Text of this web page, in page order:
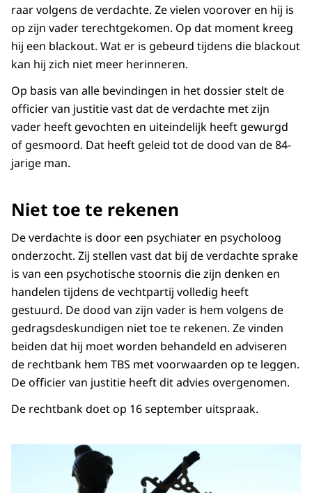
raar volgens de verdachte. Ze vielen voorover en hij is
op zijn vader terechtgekomen. Op dat moment kreeg
hij een blackout. Wat er is gebeurd tijdens die blackout
kan hij zich niet meer herinneren.
Op basis van alle bevindingen in het dossier stelt de
officier van justitie vast dat de verdachte met zijn
vader heeft gevochten en uiteindelijk heeft gewurgd
of gesmoord. Dat heeft geleid tot de dood van de 84-
jarige man.
Niet toe te rekenen
De verdachte is door een psychiater en psycholoog
onderzocht. Zij stellen vast dat bij de verdachte sprake
is van een psychotische stoornis die zijn denken en
handelen tijdens de vechtpartij volledig heeft
gestuurd. De dood van zijn vader is hem volgens de
gedragsdeskundigen niet toe te rekenen. Ze vinden
beiden dat hij moet worden behandeld en adviseren
de rechtbank hem TBS met voorwaarden op te leggen.
De officier van justitie heeft dit advies overgenomen.
De rechtbank doet op 16 september uitspraak.